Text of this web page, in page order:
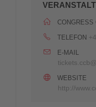
CONGRESS
TELEFON
E-MAIL
WEBSITE
http://